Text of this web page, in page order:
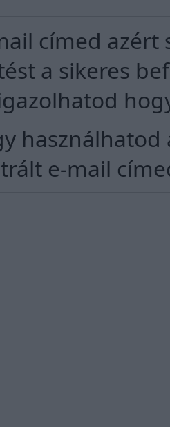
címed
a sikeres
e-mail